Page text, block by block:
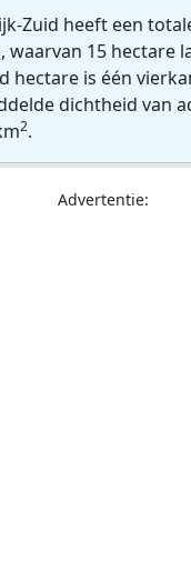
Zuid heeft een
waarvan 15 hectare
hectare is één
dichtheid van
2.
Advertentie: